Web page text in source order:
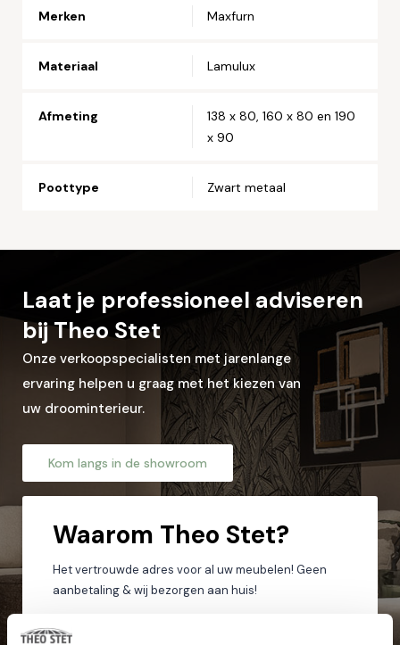
Let op: zorg dat alle velden met een * zijn ingevuld.
Merken Maxfurn
Materiaal Lamulux
Afmeting
138 x 80, 160 x 80 en 190
x 90
Poottype Zwart metaal
Laat je professioneel adviseren
bij Theo Stet
Onze verkoopspecialisten met jarenlange
ervaring helpen u graag met het kiezen van
uw droominterieur.
Kom langs in de showroom
Waarom Theo Stet?
Het vertrouwde adres voor al uw meubelen! Geen
aanbetaling & wij bezorgen aan huis!